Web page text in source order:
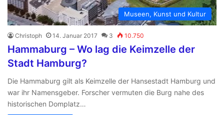
Museen, Kunst und Kultur
Christoph 14. Januar 2017 3 10.750
Hammaburg – Wo lag die Keimzelle der
Stadt Hamburg?
Die Hammaburg gilt als Keimzelle der Hansestadt Hamburg und
war ihr Namensgeber. Forscher vermuten die Burg nahe des
historischen Domplatz…